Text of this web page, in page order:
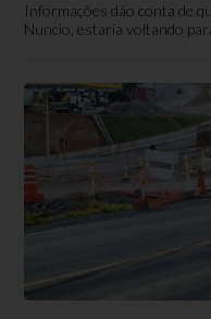
Informações dão conta de
Nuncio, estaria voltando